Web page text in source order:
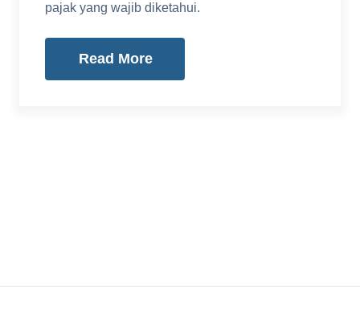
pajak yang wajib diketahui.
Read More